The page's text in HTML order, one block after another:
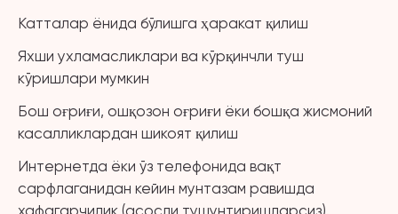
Катталар ёнида бўлишга ҳаракат қилиш
Яхши ухламасликлари ва кўрқинчли туш
кўришлари мумкин
Бош оғриғи, ошқозон оғриғи ёки бошқа жисмоний
касалликлардан шикоят қилиш
Интернетда ёки ўз телефонида вақт
сарфлаганидан кейин мунтазам равишда
хафагарчилик (асосли тушунтиришларсиз).